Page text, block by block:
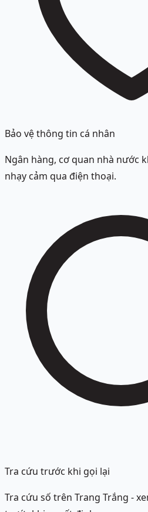
Bảo vệ thông tin cá nhân
Ngân hàng, cơ quan nhà nước
nhạy cảm qua điện thoại.
Tra cứu trước khi gọi lại
Tra cứu số trên Trang Trắng -